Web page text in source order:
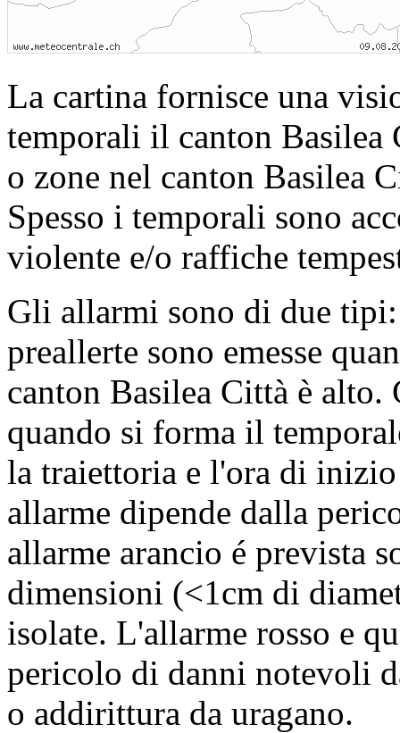
La cartina fornisce una
temporali il canton
o zone nel canton Basilea
Spesso i temporali sono
violente e/o raffiche
Gli allarmi sono di due
preallerte sono emesse
canton Basilea Città è
quando si forma il
la traiettoria e l'ora di
allarme dipende dalla
allarme arancio é prevista
dimensioni (<1cm di
isolate. L'allarme rosso e
pericolo di danni notevoli
o addirittura da uragano.